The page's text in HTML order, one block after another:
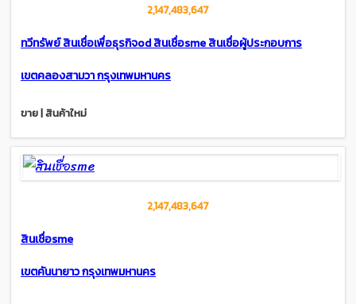
2,147,483,647
ทวีทรัพย์ สินเชื่อเพื่อธุรกิจod สินเชื่อsme สินเชื่อผู้ประกอบการ
เขตคลองสามวา กรุงเทพมหานคร
ขาย | สินค้าใหม่
2,147,483,647
สินเชื่อsme
เขตคันนายาว กรุงเทพมหานคร